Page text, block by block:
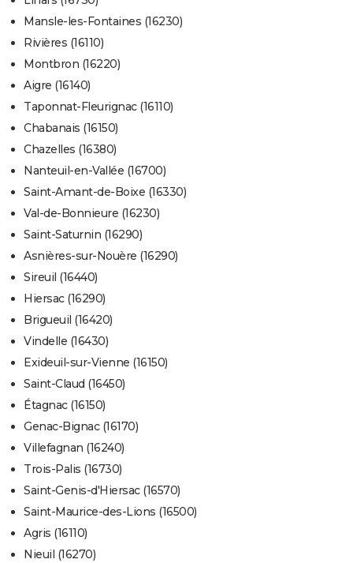
Mansle-les-Fontaines (16230)
Rivières (16110)
Montbron (16220)
Aigre (16140)
Taponnat-Fleurignac (16110)
Chabanais (16150)
Chazelles (16380)
Nanteuil-en-Vallée (16700)
Saint-Amant-de-Boixe (16330)
Val-de-Bonnieure (16230)
Saint-Saturnin (16290)
Asnières-sur-Nouère (16290)
Sireuil (16440)
Hiersac (16290)
Brigueuil (16420)
Vindelle (16430)
Exideuil-sur-Vienne (16150)
Saint-Claud (16450)
Étagnac (16150)
Genac-Bignac (16170)
Villefagnan (16240)
Trois-Palis (16730)
Saint-Genis-d'Hiersac (16570)
Saint-Maurice-des-Lions (16500)
Agris (16110)
Nieuil (16270)